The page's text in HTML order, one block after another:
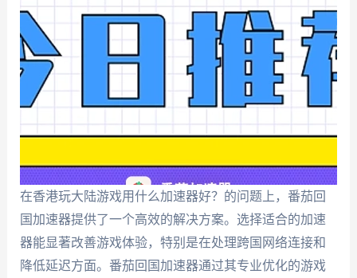
在香港玩大陆游戏用什么加速器好？的问题上，番茄回
国加速器提供了一个高效的解决方案。选择适合的加速
器能显著改善游戏体验，特别是在处理跨国网络连接和
降低延迟方面。番茄回国加速器通过其专业优化的游戏